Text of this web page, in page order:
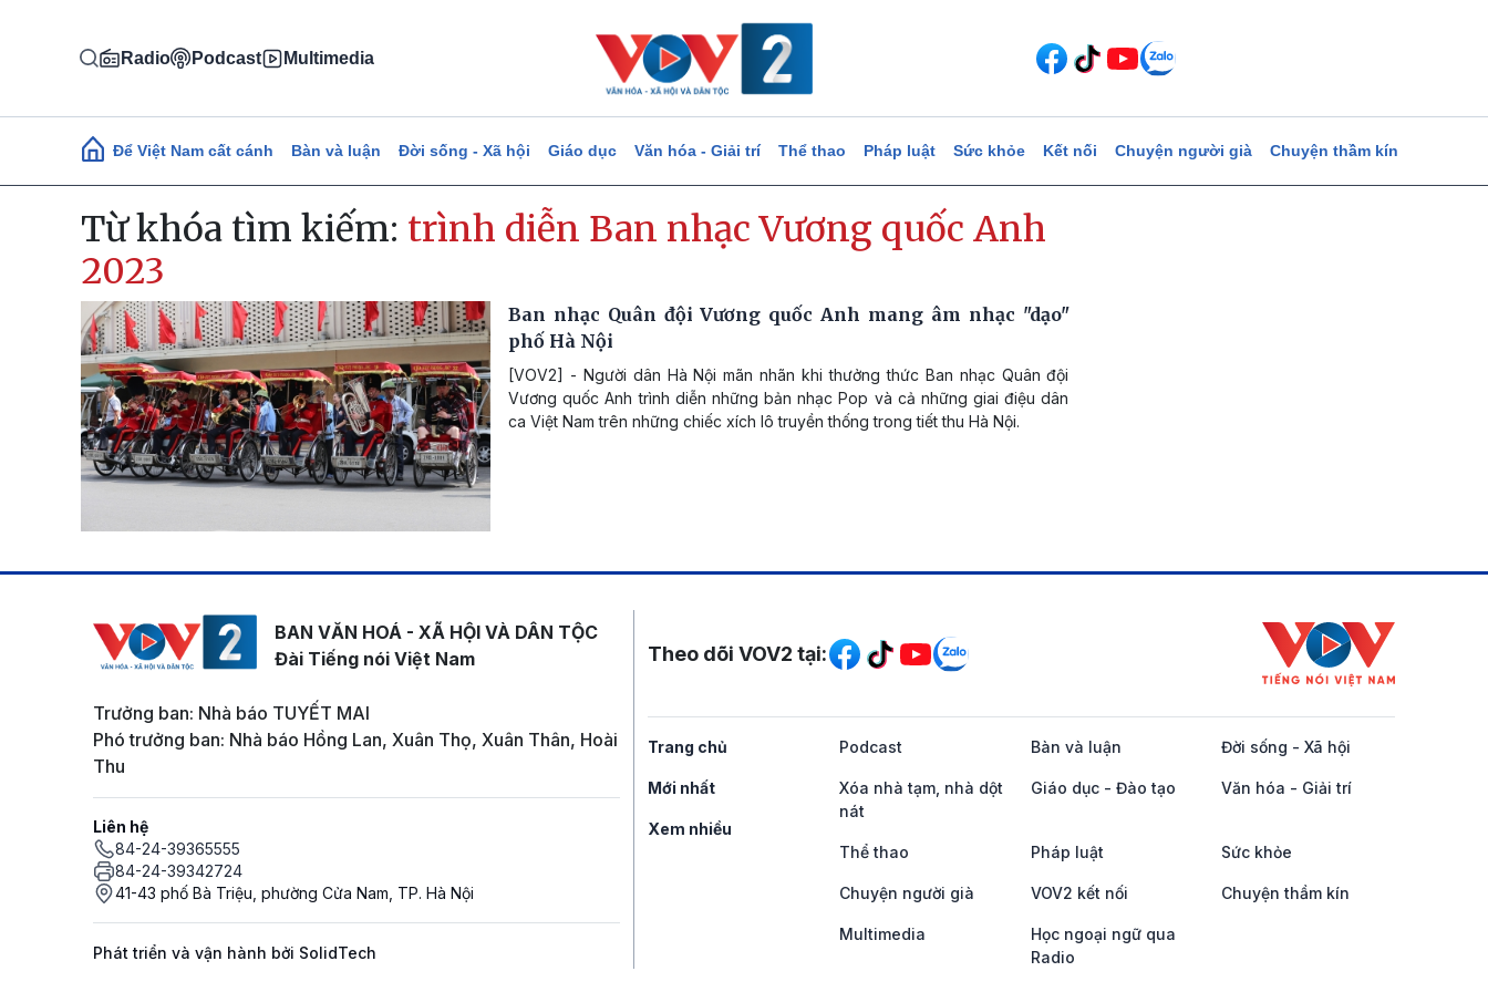
Radio Podcast Multimedia
Main navigation
Để Việt Nam cất cánh Bàn và luận Đời sống - Xã hội Giáo dục Văn hóa - Giải trí Thể thao Pháp luật Sức khỏe Kết nối Chuyện người già Chuyện thầm kín
Từ khóa tìm kiếm: trình diễn Ban nhạc Vương quốc Anh
2023
Ban nhạc Quân đội Vương quốc Anh mang âm nhạc "dạo"
phố Hà Nội
[VOV2] - Người dân Hà Nội mãn nhãn khi thưởng thức Ban nhạc Quân đội
Vương quốc Anh trình diễn những bản nhạc Pop và cả những giai điệu dân
ca Việt Nam trên những chiếc xích lô truyền thống trong tiết thu Hà Nội.
BAN VĂN HOÁ - XÃ HỘI VÀ DÂN TỘC
Đài Tiếng nói Việt Nam
Trưởng ban: Nhà báo TUYẾT MAI
Phó trưởng ban: Nhà báo Hồng Lan, Xuân Thọ, Xuân Thân, Hoài
Thu
Liên hệ
84-24-39365555
84-24-39342724
41-43 phố Bà Triệu, phường Cửa Nam, TP. Hà Nội
Phát triển và vận hành bởi SolidTech
Mạng xã hội
Theo dõi VOV2 tại:
Trang chủ
Mới nhất
Xem nhiều
Podcast Bàn và luận Đời sống - Xã hội
Xóa nhà tạm, nhà dột
nát
Giáo dục - Đào tạo Văn hóa - Giải trí
Thể thao Pháp luật Sức khỏe
Chuyện người già VOV2 kết nối Chuyện thầm kín
Multimedia
Học ngoại ngữ qua
Radio